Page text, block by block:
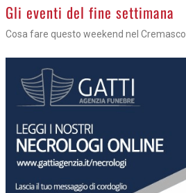
Gli eventi del fine settimana
Cosa fare questo weekend nel Cremasco